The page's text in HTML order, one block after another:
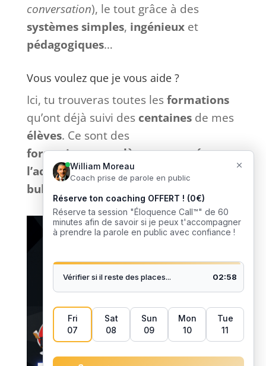
conversation), le tout grâce à des
systèmes simples, ingénieuxet
pédagogiques…
Vous voulez que je vous aide ?
Ici, tu trouveras toutes lesformations
qu’ont déjà suivi des centainesde mes
élèves. Ce sont des
formationscomplètesettournéesvers
l’actionsans bla-bla inutile et
bullshit